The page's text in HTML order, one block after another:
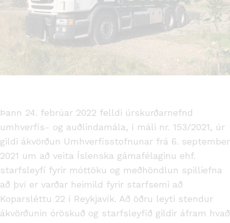
Þann 24. febrúar 2022 felldi úrskurðarnefnd
umhverfis- og auðlindamála, í máli nr. 153/2021, úr
gildi ákvörðun Umhverfisstofnunar frá 6. september
2021 um að veita Íslenska gámafélaginu ehf.
starfsleyfi fyrir móttöku og meðhöndlun spilliefna
að því er varðar heimild fyrir starfsemi að
Koparsléttu 22 í Reykjavík. Að öðru leyti stendur
ákvörðunin óröskuð og starfsleyfið gildir áfram hvað